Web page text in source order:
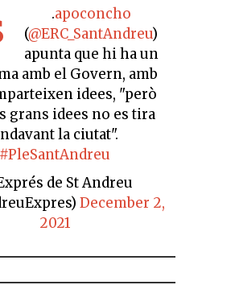
.apoconcho
(@ERC_SantAndreu)
apunta que hi ha un
amb el Govern, amb
idees, "però
grans idees no es tira
la ciutat".
#PleSantAndreu
de St Andreu
December 2,
2021